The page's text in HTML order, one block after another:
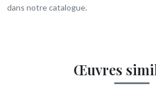
dans notre catalogue.
Œuvres